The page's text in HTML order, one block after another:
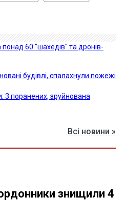
понад 60 "шахедів" та дронів-
будівлі, спалахнули пожежі
3 поранених, зруйнована
Всі новини »
знищили 4